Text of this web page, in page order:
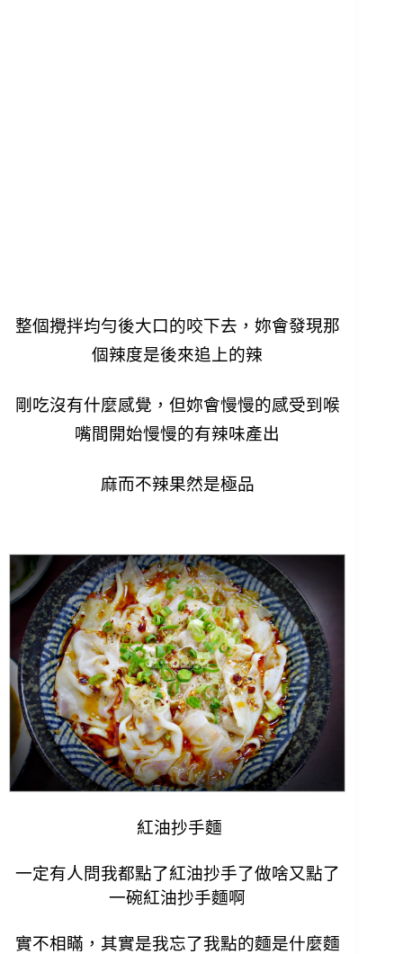
整個攪拌均勻後大口的咬下去，妳會發現那
個辣度是後來追上的辣
剛吃沒有什麼感覺，但妳會慢慢的感受到喉
嘴間開始慢慢的有辣味產出
麻而不辣果然是極品
紅油抄手麵
一定有人問我都點了紅油抄手了做啥又點了
一碗紅油抄手麵啊
實不相瞞，其實是我忘了我點的麵是什麼麵